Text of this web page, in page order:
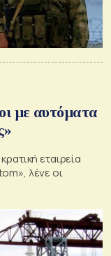
με αυτόματα
εταιρεία
λένε οι